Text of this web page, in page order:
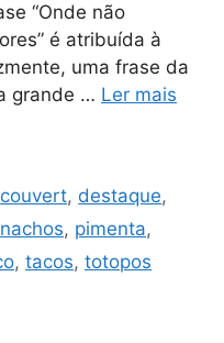
“Onde não
é atribuída à
uma frase da
grande … Ler mais
couvert, destaque,
nachos, pimenta,
, tacos, totopos